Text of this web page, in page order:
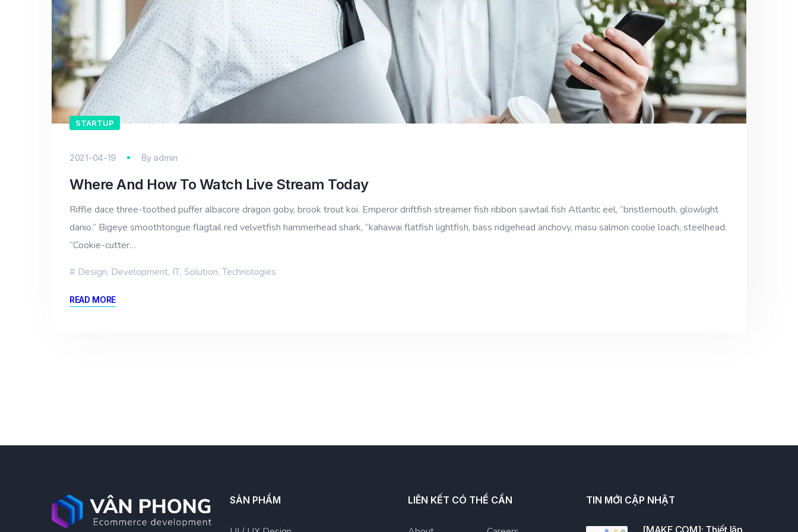
STARTUP
2021-04-19 By admin
Where And How To Watch Live Stream Today
Riffle dace three-toothed puffer albacore dragon goby, brook trout koi. Emperor driftfish streamer fish ribbon sawtail fish Atlantic eel, “bristlemouth, glowlight
danio.” Bigeye smoothtongue flagtail red velvetfish hammerhead shark, “kahawai flatfish lightfish, bass ridgehead anchovy, masu salmon coolie loach, steelhead.
“Cookie-cutter…
Design, Development, IT, Solution,Technologies
READ MORE
SẢN PHẨM LIÊN KẾT CÓ THỂ CẦN TIN MỚI CẬP NHẬT
[MAKE.COM]: Thiết lập